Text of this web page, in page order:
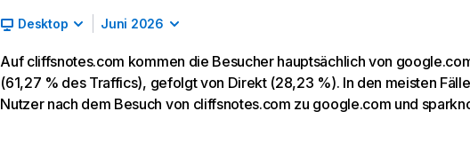
Desktop Juni 2026
Auf cliffsnotes.com kommen die Besucher hauptsächlich von
(61,27 % des Traffics), gefolgt von Direkt (28,23 %). In den meisten
Nutzer nach dem Besuch von cliffsnotes.com zu google.com und